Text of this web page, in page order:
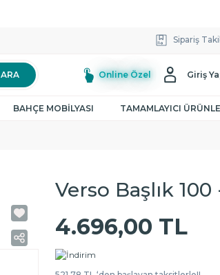
Sipariş
ARA Online Özel Giriş
BAHÇE MOBİLYASI TAMAMLAYICI
Verso Başlık 100
4.696,00 TL